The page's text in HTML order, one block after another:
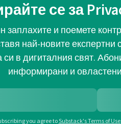
се за
заплахите и поемете
най-новите експертни
в дигиталния свят.
информирани и
you agree toSubstack's Terms of Use,